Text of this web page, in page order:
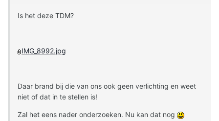
Is het deze TDM?
IMG_8992.jpg
Daar brand bij die van ons ook geen verlichting en weet
niet of dat in te stellen is!
Zal het eens nader onderzoeken. Nu kan dat nog